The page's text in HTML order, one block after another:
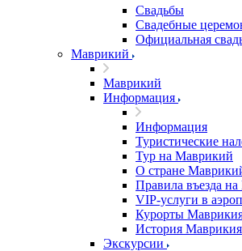
Свадьбы
Свадебные
Официальная
Маврикий
Маврикий
Информация
Информация
Туристические
Тур на Маврикий
О стране
Правила въезда
VIP-услуги в
Курорты
История Маврикия
Экскурсии